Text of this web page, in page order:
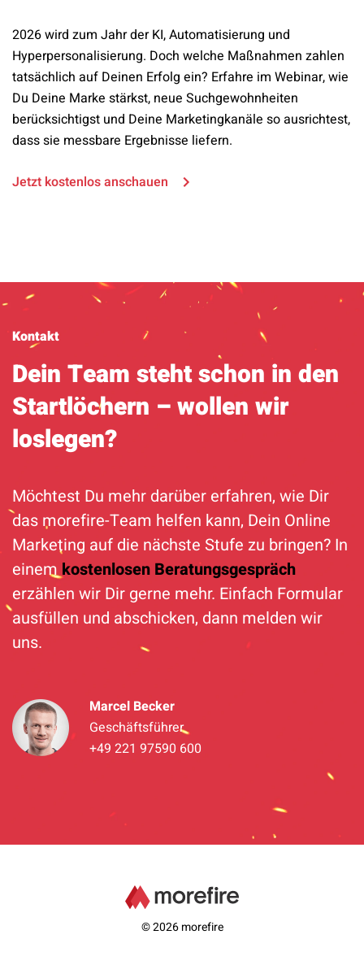
2026 wird zum Jahr der KI, Automatisierung und
Hyperpersonalisierung. Doch welche Maßnahmen zahlen
tatsächlich auf Deinen Erfolg ein? Erfahre im Webinar, wie
Du Deine Marke stärkst, neue Suchgewohnheiten
berücksichtigst und Deine Marketingkanäle so ausrichtest,
dass sie messbare Ergebnisse liefern.
Jetzt kostenlos anschauen
Kontakt
Dein Team steht schon in den
Startlöchern – wollen wir
loslegen?
Möchtest Du mehr darüber erfahren, wie Dir
das morefire-Team helfen kann, Dein Online
Marketing auf die nächste Stufe zu bringen? In
einemkostenlosen Beratungsgespräch
erzählen wir Dir gerne mehr. Einfach Formular
ausfüllen und abschicken, dann melden wir
uns.
Marcel Becker
Geschäftsführer
+49 221 97590 600
© 2026 morefire